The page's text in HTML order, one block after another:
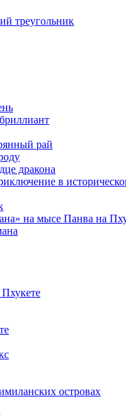
треугольник
рай
дракона
в
на мысе Панва на
островах